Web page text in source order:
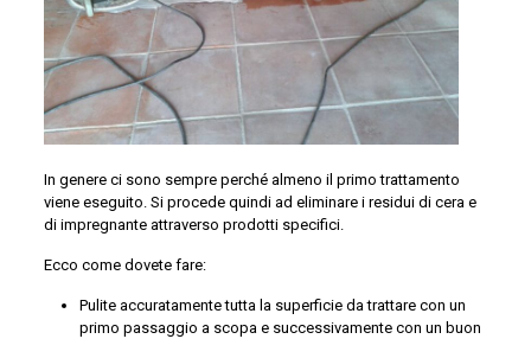
In genere ci sono sempre perché almeno il primo trattamento
viene eseguito. Si procede quindi ad eliminare i residui di cera e
di impregnante attraverso prodotti specifici.
Ecco come dovete fare:
Pulite accuratamente tutta la superficie da trattare con un
primo passaggio a scopa e successivamente con un buon